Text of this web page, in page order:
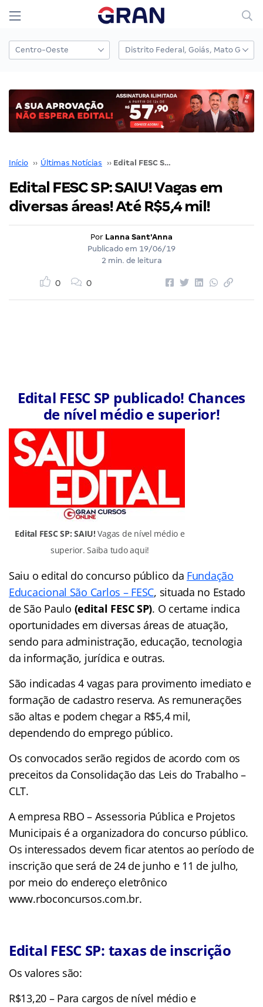
Início ›› Últimas Notícias ›› Edital FESC SP: SAIU! Vagas em diversas áreas! Até R$5,4 mil!
Edital FESC SP: SAIU! Vagas em
diversas áreas! Até R$5,4 mil!
Por Lanna Sant'Anna
Publicado em 19/06/19
2 min. de leitura
0 0
Edital FESC SP publicado! Chances
de nível médio e superior!
Edital FESC SP: SAIU!Vagas de nível médio e
superior. Saiba tudo aqui!
Saiu o edital do concurso público da Fundação
Educacional São Carlos – FESC, situada no Estado
de São Paulo (edital FESC SP). O certame indica
oportunidades em diversas áreas de atuação,
sendo para administração, educação, tecnologia
da informação, jurídica e outras.
São indicadas 4 vagas para provimento imediato e
formação de cadastro reserva. As remunerações
são altas e podem chegar a R$5,4 mil,
dependendo do emprego público.
Os convocados serão regidos de acordo com os
preceitos da Consolidação das Leis do Trabalho –
CLT.
A empresa RBO – Assessoria Pública e Projetos
Municipais é a organizadora do concurso público.
Os interessados devem ficar atentos ao período de
inscrição que será de 24 de junho e 11 de julho,
por meio do endereço eletrônico
www.rboconcursos.com.br.
Edital FESC SP: taxas de inscrição
Os valores são:
R$13,20 – Para cargos de nível médio e